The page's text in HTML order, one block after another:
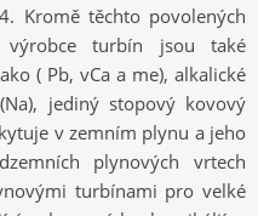
Kromě těchto povolených
výrobce turbín jsou také
( Pb, vCa a me), alkalické
jediný stopový kovový
v zemním plynu a jeho
plynových vrtech
turbínami pro velké